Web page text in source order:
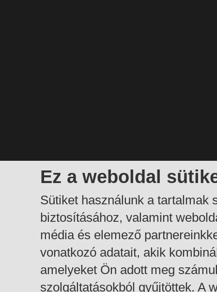
Ez a weboldal
Sütiket használunk a tartalmak
biztosításához, valamint
média és elemező
vonatkozó adatait, akik
amelyeket Ön adott meg
szolgáltatásokból gyűjtöttek. A